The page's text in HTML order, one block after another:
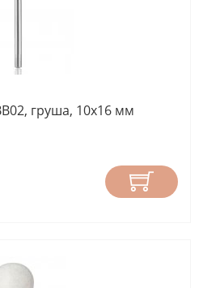
груша, 10х16 мм